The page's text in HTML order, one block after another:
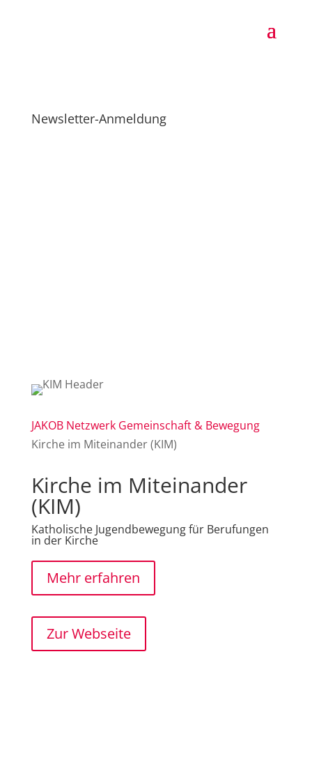
Newsletter-Anmeldung
JAKOB Netzwerk Gemeinschaft & Bewegung
Kirche im Miteinander (KIM)
Kirche im Miteinander
(KIM)
Katholische Jugendbewegung für Berufungen
in der Kirche
Mehr erfahren
Zur Webseite